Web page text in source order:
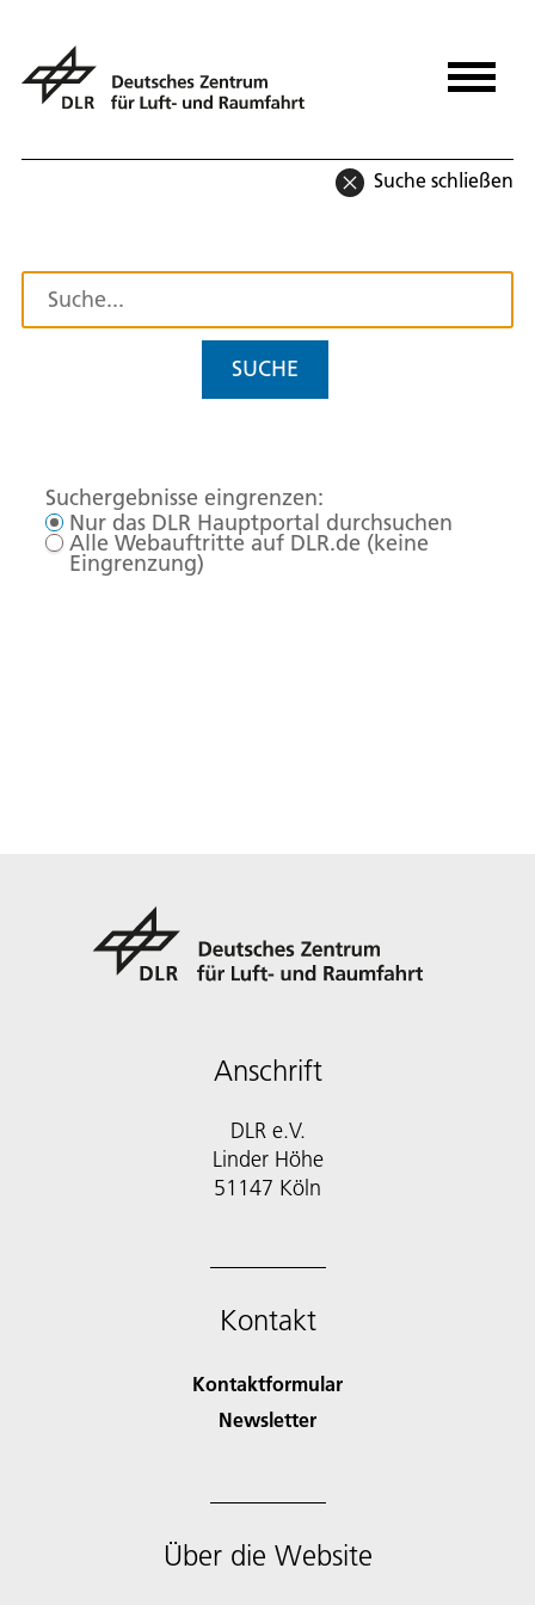
Suche schließen
SUCHE
Suchergebnisse eingrenzen:
Nur das DLR Hauptportal durchsuchen
Alle Webauftritte auf DLR.de (keine
Eingrenzung)
Anschrift
DLR e.V.
Linder Höhe
51147 Köln
Kontakt
Kontaktformular
Newsletter
Über die Website